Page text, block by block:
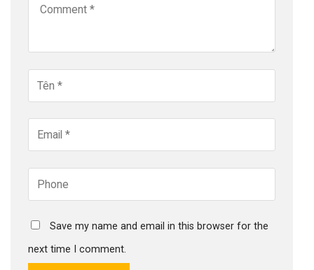
Save my name and email in this browser for the
next time I comment.